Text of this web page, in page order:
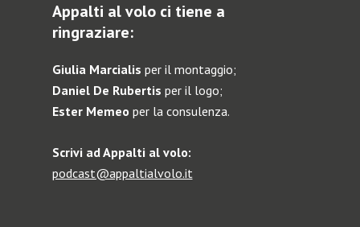
Appalti al volo ci tiene a
ringraziare:
Giulia Marcialis per il montaggio;
Daniel De Rubertis per il logo;
Ester Memeo per la consulenza.
Scrivi ad Appalti al volo:
podcast@appaltialvolo.it